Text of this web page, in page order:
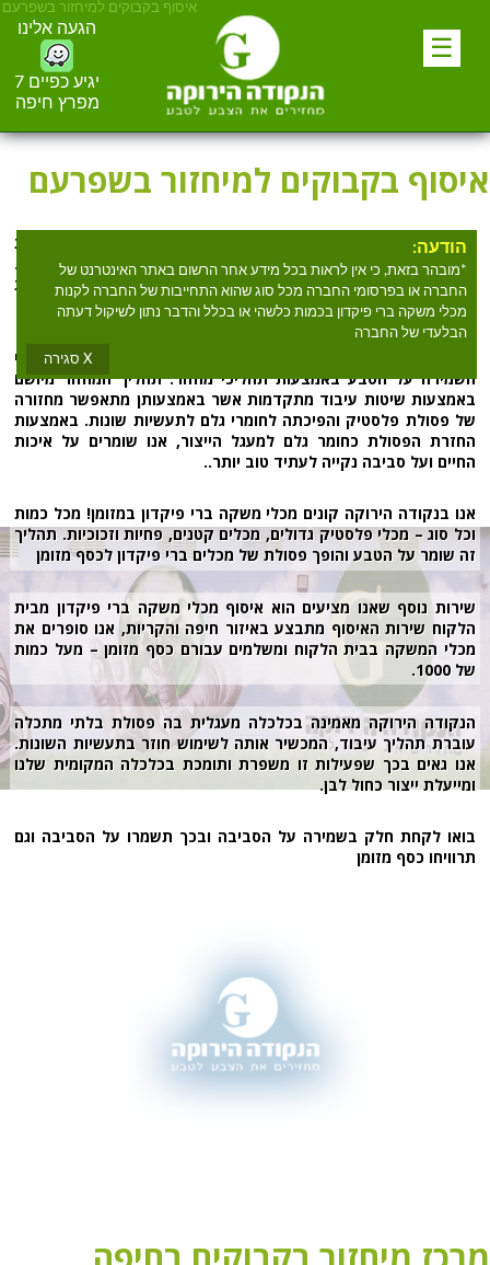
איסוף בקבוקים למיחזור בשפרעם
☰
הודעה:
*מובהר בזאת, כי אין לראות בכל מידע אחר הרשום באתר האינטרנט של
החברה או בפרסומי החברה מכל סוג שהוא התחייבות של החברה לקנות
מכלי משקה ברי פיקדון בכמות כלשהי או בכלל והדבר נתון לשיקול דעתה
הבלעדי של החברה
X סגירה
הגעה אלינו
יגיע כפיים 7
מפרץ חיפה
איסוף בקבוקים למיחזור בשפרעם
מחפשיםאיסוף בקבוקים למיחזור בשפרעם
? הנקודה הירוקה מספקת
שירותאיסוף בקבוקים למיחזור בשפרעםלמעלה מעשרים שנים.
הנקודה הירוקה אוספים וממיינים מכלים ברי פקדון, פלסטיק, זכוכית
ופח.
הנקודה הירוקה הינה ארגון מחזור אשר חרט על דגלו את ערכי
השמירה על הטבע באמצעות תהליכי מחזור. תהליך המחזור מיושם
באמצעות שיטות עיבוד מתקדמות אשר באמצעותן מתאפשר מחזורה
של פסולת פלסטיק והפיכתה לחומרי גלם לתעשיות שונות. באמצעות
החזרת הפסולת כחומר גלם למעגל הייצור, אנו שומרים על איכות
החיים ועל סביבה נקייה לעתיד טוב יותר..
אנו בנקודה הירוקה קונים מכלי משקה ברי פיקדון במזומן! מכל כמות
וכל סוג – מכלי פלסטיק גדולים, מכלים קטנים, פחיות וזכוכיות. תהליך
זה שומר על הטבע והופך פסולת של מכלים ברי פיקדון לכסף מזומן
שירות נוסף שאנו מציעים הוא איסוף מכלי משקה ברי פיקדון מבית
הלקוח שירות האיסוף מתבצע באיזור חיפה והקריות, אנו סופרים את
מכלי המשקה בבית הלקוח ומשלמים עבורם כסף מזומן – מעל כמות
של 1000.
הנקודה הירוקה מאמינה בכלכלה מעגלית בה פסולת בלתי מתכלה
עוברת תהליך עיבוד, המכשיר אותה לשימוש חוזר בתעשיות השונות.
אנו גאים בכך שפעילות זו משפרת ותומכת בכלכלה המקומית שלנו
ומייעלת ייצור כחול לבן.
בואו לקחת חלק בשמירה על הסביבה ובכך תשמרו על הסביבה וגם
תרוויחו כסף מזומן